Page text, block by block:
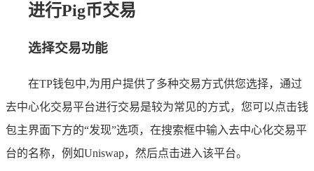
进行Pig币交易
选择交易功能
在TP钱包中,为用户提供了多种交易方式供您选择，通过
去中心化交易平台进行交易是较为常见的方式，您可以点击钱
包主界面下方的“发现”选项，在搜索框中输入去中心化交易平
台的名称，例如Uniswap，然后点击进入该平台。